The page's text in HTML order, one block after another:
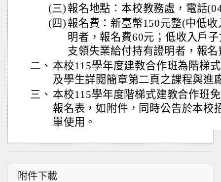
(三) 報名地點：本校教務處，電話
(四) 報名費：新臺幣150元整(中低
明者，報名費60元；低收入戶
支領失業給付持有證明者，報
二、 本校115學年度建教合作班為階梯
及學生詳閱簡章第二頁之課程與進
三、 本校115學年度階梯式建教合作班
報名表，如附件，同時公告於本校
單使用。
附件下載